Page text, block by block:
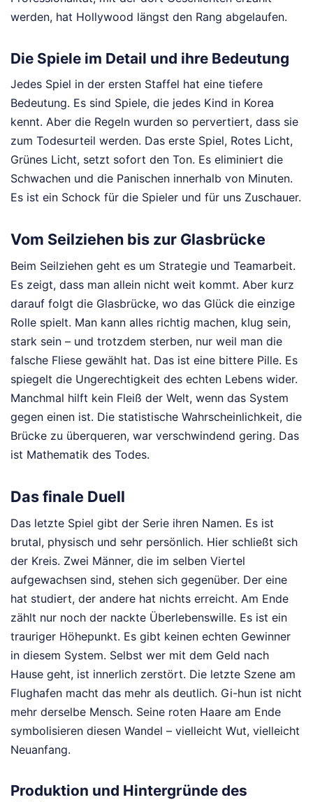
werden, hat Hollywood längst den Rang abgelaufen.
Die Spiele im Detail und ihre Bedeutung
Jedes Spiel in der ersten Staffel hat eine tiefere
Bedeutung. Es sind Spiele, die jedes Kind in Korea
kennt. Aber die Regeln wurden so pervertiert, dass sie
zum Todesurteil werden. Das erste Spiel, Rotes Licht,
Grünes Licht, setzt sofort den Ton. Es eliminiert die
Schwachen und die Panischen innerhalb von Minuten.
Es ist ein Schock für die Spieler und für uns Zuschauer.
Vom Seilziehen bis zur Glasbrücke
Beim Seilziehen geht es um Strategie und Teamarbeit.
Es zeigt, dass man allein nicht weit kommt. Aber kurz
darauf folgt die Glasbrücke, wo das Glück die einzige
Rolle spielt. Man kann alles richtig machen, klug sein,
stark sein – und trotzdem sterben, nur weil man die
falsche Fliese gewählt hat. Das ist eine bittere Pille. Es
spiegelt die Ungerechtigkeit des echten Lebens wider.
Manchmal hilft kein Fleiß der Welt, wenn das System
gegen einen ist. Die statistische Wahrscheinlichkeit, die
Brücke zu überqueren, war verschwindend gering. Das
ist Mathematik des Todes.
Das finale Duell
Das letzte Spiel gibt der Serie ihren Namen. Es ist
brutal, physisch und sehr persönlich. Hier schließt sich
der Kreis. Zwei Männer, die im selben Viertel
aufgewachsen sind, stehen sich gegenüber. Der eine
hat studiert, der andere hat nichts erreicht. Am Ende
zählt nur noch der nackte Überlebenswille. Es ist ein
trauriger Höhepunkt. Es gibt keinen echten Gewinner
in diesem System. Selbst wer mit dem Geld nach
Hause geht, ist innerlich zerstört. Die letzte Szene am
Flughafen macht das mehr als deutlich. Gi-hun ist nicht
mehr derselbe Mensch. Seine roten Haare am Ende
symbolisieren diesen Wandel – vielleicht Wut, vielleicht
Neuanfang.
Produktion und Hintergründe des